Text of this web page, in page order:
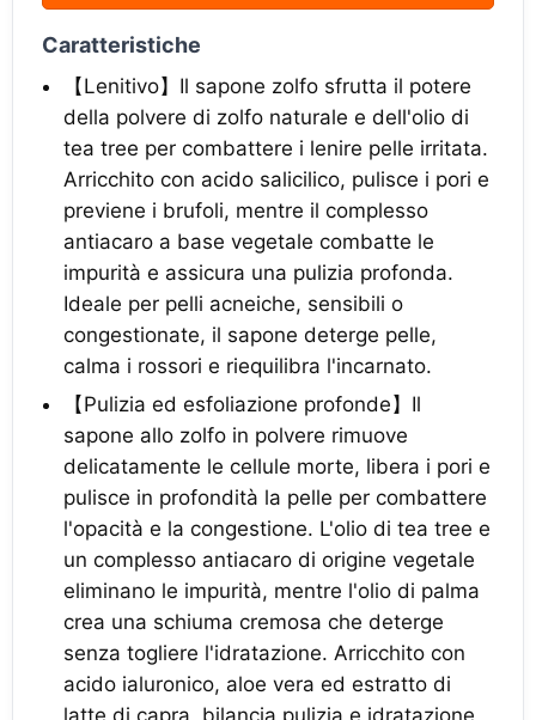
Caratteristiche
【Lenitivo】Il sapone zolfo sfrutta il potere
della polvere di zolfo naturale e dell'olio di
tea tree per combattere i lenire pelle irritata.
Arricchito con acido salicilico, pulisce i pori e
previene i brufoli, mentre il complesso
antiacaro a base vegetale combatte le
impurità e assicura una pulizia profonda.
Ideale per pelli acneiche, sensibili o
congestionate, il sapone deterge pelle,
calma i rossori e riequilibra l'incarnato.
【Pulizia ed esfoliazione profonde】Il
sapone allo zolfo in polvere rimuove
delicatamente le cellule morte, libera i pori e
pulisce in profondità la pelle per combattere
l'opacità e la congestione. L'olio di tea tree e
un complesso antiacaro di origine vegetale
eliminano le impurità, mentre l'olio di palma
crea una schiuma cremosa che deterge
senza togliere l'idratazione. Arricchito con
acido ialuronico, aloe vera ed estratto di
latte di capra, bilancia pulizia e idratazione